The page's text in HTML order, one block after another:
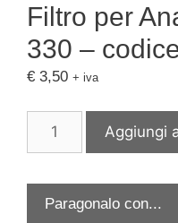
Filtro per
330 –
€ 3,50 + iva
Filtro
Testo
330
Aggiungi
Paragonalo con...